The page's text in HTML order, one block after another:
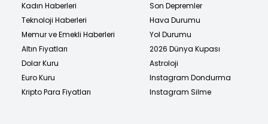
Kadın Haberleri
Teknoloji Haberleri
Memur ve Emekli Haberleri
Altın Fiyatları
Dolar Kuru
Euro Kuru
Kripto Para Fiyatları
Son Depremler
Hava Durumu
Yol Durumu
2026 Dünya Kupası
Astroloji
Instagram Dondurma
Instagram Silme